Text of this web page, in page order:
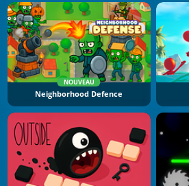
NOUVEAU
Neighborhood Defence